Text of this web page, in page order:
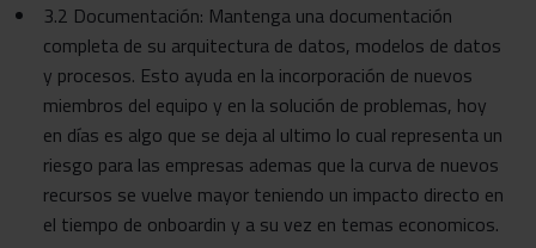
3.2 Documentación: Mantenga una documentación
completa de su arquitectura de datos, modelos de datos
y procesos. Esto ayuda en la incorporación de nuevos
miembros del equipo y en la solución de problemas, hoy
en días es algo que se deja al ultimo lo cual representa un
riesgo para las empresas ademas que la curva de nuevos
recursos se vuelve mayor teniendo un impacto directo en
el tiempo de onboardin y a su vez en temas economicos.